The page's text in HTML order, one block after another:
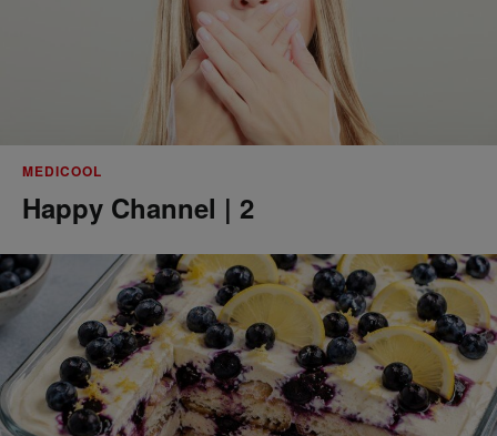
MEDICOOL
Happy Channel | 2